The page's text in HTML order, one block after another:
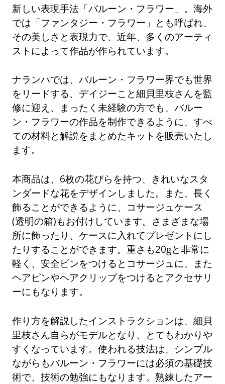
新しい表現手法「バルーン・フラワー」。海外
では「ファンタジー・フラワー」とも呼ばれ、
その美しさと表現力で、近年、多くのアーティ
ストによって作品が作られています。
ナランハでは、バルーン・フラワー界でも世界
をリードする、デイジーこと細貝里枝さんを監
修に迎え、まったく未経験の方でも、バルー
ン・フラワーの作品を制作できるように、すべ
ての材料と解説をまとめたキットを販売いたし
ます。
本商品は、6枚の花びらを持つ、きれいなスタ
ンダードな花をデザインしました。また、長く
飾ることができるように、コサージュケース
(透明の箱)もお付けしています。さまざまな場
所に飾ったり、ケースに入れてプレゼントにし
たりすることができます。重さも20gと非常に
軽く、安全ピンをつけるとコサージュに、また
ヘアピンやヘアクリップをつけるとアクセサリ
ーにもなります。
作り方を解説したインストラクションは、細貝
里枝さん自らがモデルとなり、とてもわかりや
すくなっています。使われる技法は、シンプル
ながらもバルーン・フラワーには必須の基礎技
術で、技術の勉強にもなります。熟練したアー